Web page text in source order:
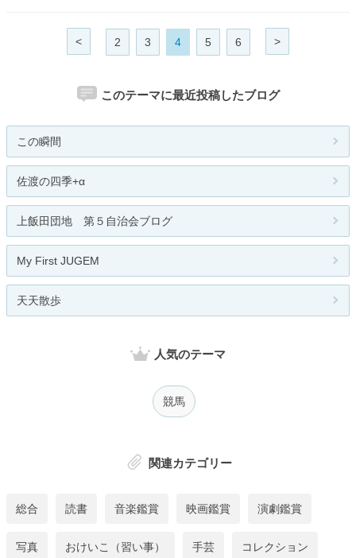
< 2 3 4 5 6 >
このテーマに最近投稿したブログ
この瞬間
佐渡の四季+α
上飯田団地 第５自治会ブログ
My First JUGEM
天天散歩
人気のテーマ
競馬
関連カテゴリー
総合 読書 音楽鑑賞 映画鑑賞 演劇鑑賞
写真 おけいこ（習い事） 手芸 コレクション